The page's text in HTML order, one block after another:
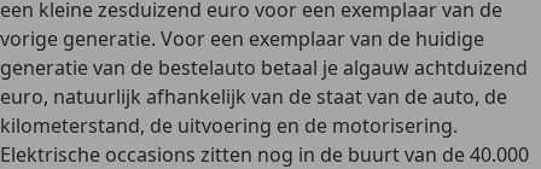
een kleinezesduizend euro voor een exemplaar van de
vorige generatie. Voor een exemplaar van de huidige
generatie van de bestelauto betaal je algauw achtduizend
euro, natuurlijk afhankelijk van de staat van de auto, de
kilometerstand, de uitvoering en de motorisering.
Elektrische occasions zitten nog in de buurt van de40.000